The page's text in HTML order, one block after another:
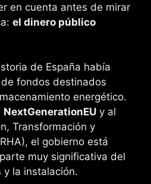
en cuenta antes de mirar
el dinero público
de España había
fondos destinados
energético.
NextGenerationEU y al
Transformación y
el gobierno está
muy significativa del
y la instalación.